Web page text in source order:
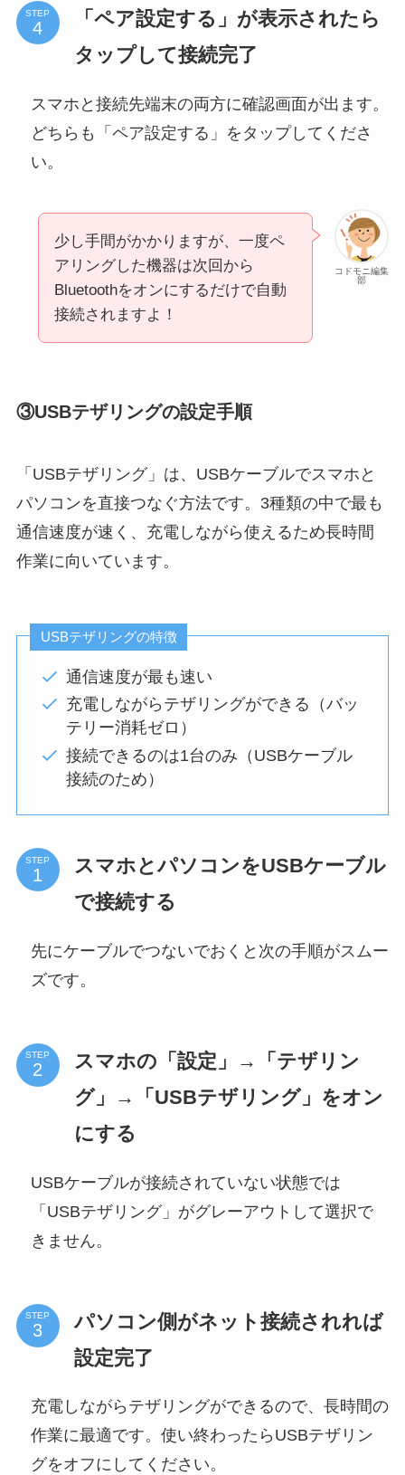
STEP
「ペア設定する」が表示されたら
タップして接続完了
スマホと接続先端末の両方に確認画面が出ます。
どちらも「ペア設定する」をタップしてくださ
い。
コドモニ編集
部
少し手間がかかりますが、一度ペ
アリングした機器は次回から
Bluetoothをオンにするだけで自動
接続されますよ！
③USBテザリングの設定手順
「USBテザリング」は、USBケーブルでスマホと
パソコンを直接つなぐ方法です。3種類の中で最も
通信速度が速く、充電しながら使えるため長時間
作業に向いています。
USBテザリングの特徴
通信速度が最も速い
充電しながらテザリングができる（バッ
テリー消耗ゼロ）
接続できるのは1台のみ（USBケーブル
接続のため）
STEP
スマホとパソコンをUSBケーブル
で接続する
先にケーブルでつないでおくと次の手順がスムー
ズです。
STEP
スマホの「設定」→「テザリン
グ」→「USBテザリング」をオン
にする
USBケーブルが接続されていない状態では
「USBテザリング」がグレーアウトして選択で
きません。
STEP
パソコン側がネット接続されれば
設定完了
充電しながらテザリングができるので、長時間の
作業に最適です。使い終わったらUSBテザリン
グをオフにしてください。